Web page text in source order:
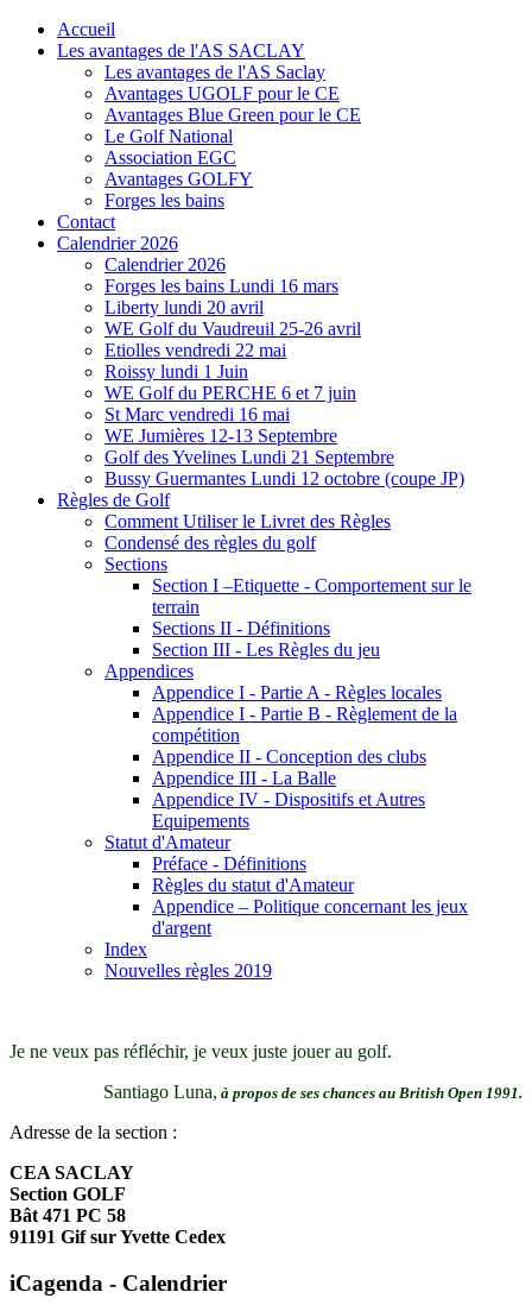
Accueil
Les avantages de l'AS SACLAY
Les avantages de l'AS Saclay
Avantages UGOLF pour le CE
Avantages Blue Green pour le CE
Le Golf National
Association EGC
Avantages GOLFY
Forges les bains
Contact
Calendrier 2026
Calendrier 2026
Forges les bains Lundi 16 mars
Liberty lundi 20 avril
WE Golf du Vaudreuil 25-26 avril
Etiolles vendredi 22 mai
Roissy lundi 1 Juin
WE Golf du PERCHE 6 et 7 juin
St Marc vendredi 16 mai
WE Jumières 12-13 Septembre
Golf des Yvelines Lundi 21 Septembre
Bussy Guermantes Lundi 12 octobre (coupe JP)
Règles de Golf
Comment Utiliser le Livret des Règles
Condensé des règles du golf
Sections
Section I –Etiquette - Comportement sur le
terrain
Sections II - Définitions
Section III - Les Règles du jeu
Appendices
Appendice I - Partie A - Règles locales
Appendice I - Partie B - Règlement de la
compétition
Appendice II - Conception des clubs
Appendice III - La Balle
Appendice IV - Dispositifs et Autres
Equipements
Statut d'Amateur
Préface - Définitions
Règles du statut d'Amateur
Appendice – Politique concernant les jeux
d'argent
Index
Nouvelles règles 2019
Je ne veux pas réfléchir, je veux juste jouer au golf.
Santiago Luna, à propos de ses chances au British Open 1991.
Adresse de la section :
CEA SACLAY
Section GOLF
Bât 471 PC 58
91191 Gif sur Yvette Cedex
iCagenda - Calendrier